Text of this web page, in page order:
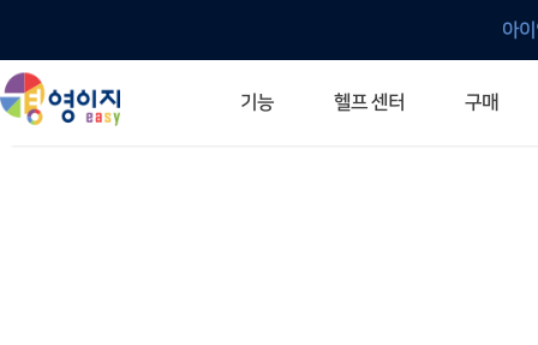
아
기능 헬프 센터 구매